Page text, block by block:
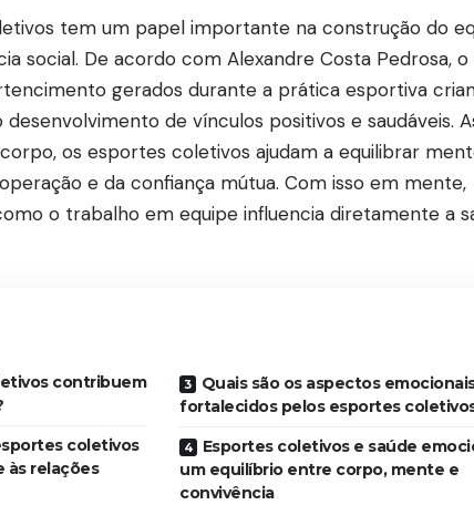
tem um papel importante na construção do
social. De acordo com Alexandre Costa Pedrosa,
gerados durante a prática esportiva
de vínculos positivos e saudáveis.
os esportes coletivos ajudam a equilibrar
e da confiança mútua. Com isso em mente,
o trabalho em equipe influencia diretamente a
contribuem
coletivos
às relações
Quais são os aspectos
fortalecidos pelos esportes
Esportes coletivos e saúde
um equilíbrio entre corpo, mente e
convivência